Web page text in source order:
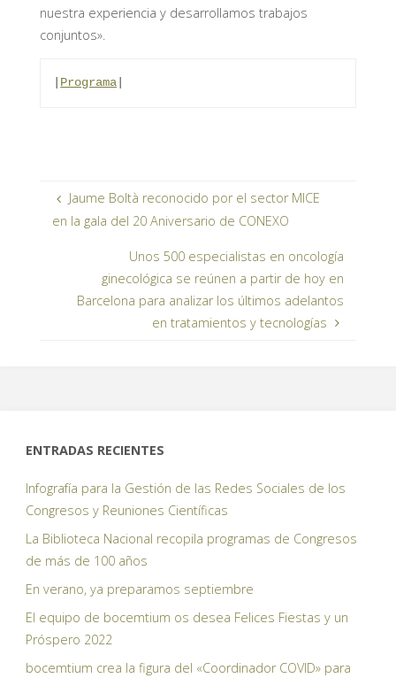
nuestra experiencia y desarrollamos trabajos
conjuntos».
Programa
Jaume Boltà reconocido por el sector MICE
en la gala del 20 Aniversario de CONEXO
Unos 500 especialistas en oncología
ginecológica se reúnen a partir de hoy en
Barcelona para analizar los últimos adelantos
en tratamientos y tecnologías
ENTRADAS RECIENTES
Infografía para la Gestión de las Redes Sociales de los
Congresos y Reuniones Científicas
La Biblioteca Nacional recopila programas de Congresos
de más de 100 años
En verano, ya preparamos septiembre
El equipo de bocemtium os desea Felices Fiestas y un
Próspero 2022
bocemtium crea la figura del «Coordinador COVID» para